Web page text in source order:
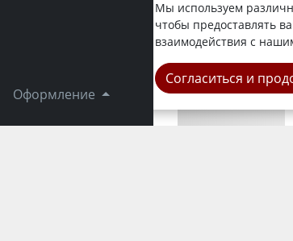
Оформление
Мы используем
чтобы предоставлять
взаимодействия с
Согласиться и